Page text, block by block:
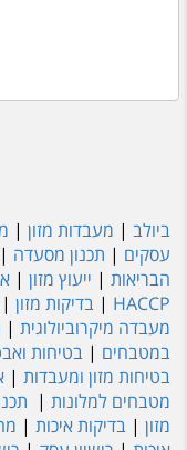
ביולב | מעבדות מזון |
עסקים | תכנון מסעדה |
הבריאות | ייעוץ מזון |
HACCP
| בדיקות מזון |
מעבדה מיקרוביולוגית |
במטבחים | בטיחות
בטיחות מזון ומעבדות |
מטבחים למלונות |
מזון | בדיקות איכות |